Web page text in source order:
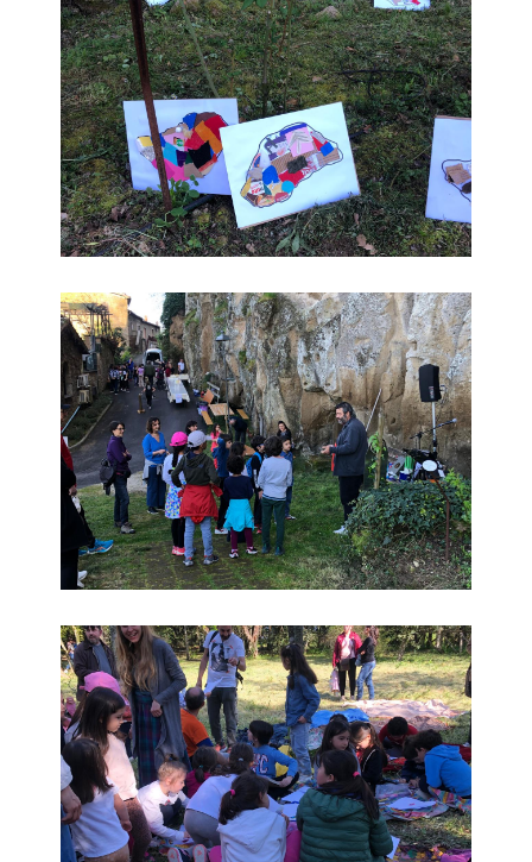
Educare alla bellezza
Educare alla bellezza